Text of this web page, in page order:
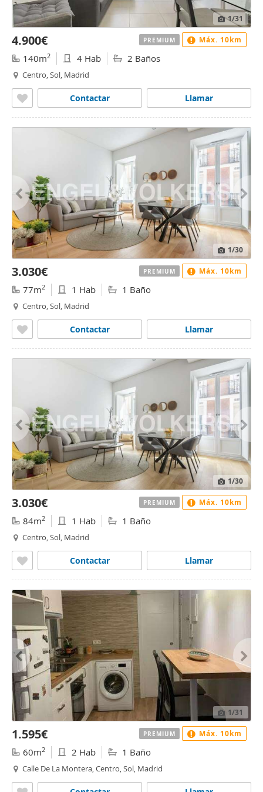
1/31
4.900€
140m2 4 Hab 2 Baños
Centro, Sol, Madrid
Llamar
Contactar
PREMIUM Máx. 10km
1/30
3.030€
77m2 1 Hab 1 Baño
Centro, Sol, Madrid
Llamar
Contactar
PREMIUM Máx. 10km
1/30
3.030€
84m2 1 Hab 1 Baño
Centro, Sol, Madrid
Llamar
Contactar
PREMIUM Máx. 10km
1/31
1.595€
60m2 2 Hab 1 Baño
Calle De La Montera, Centro, Sol, Madrid
PREMIUM Máx. 10km